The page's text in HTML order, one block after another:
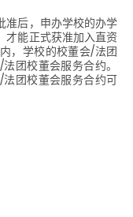
准后，申办学校的办学
才能正式获准加入直资
，学校的校董会/法团
团校董会服务合约。
团校董会服务合约可